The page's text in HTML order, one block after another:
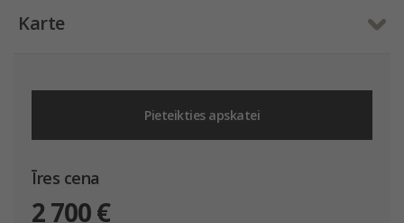
Karte
Pieteikties apskatei
Īres cena
2 700 €